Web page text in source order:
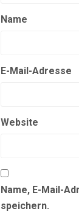
Name
E-Mail-Adresse
Website
Name, E-Mail-
speichern.